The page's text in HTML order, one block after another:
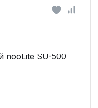
nooLite SU-500